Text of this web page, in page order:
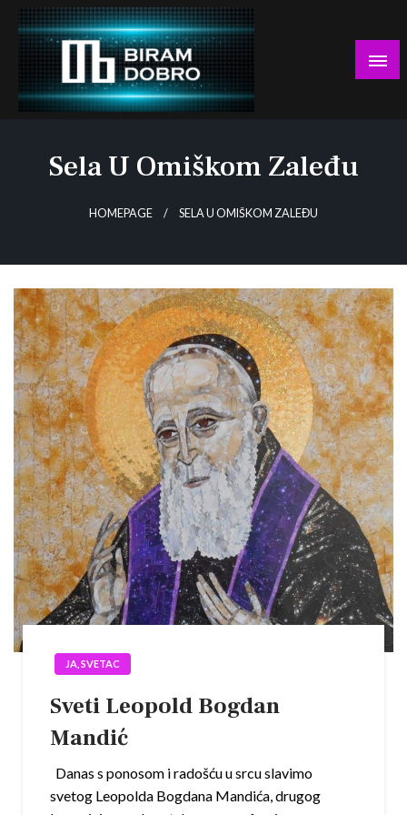
Skip
content
Sela U Omiškom Zaleđu
HOMEPAGE SELA U OMIŠKOM ZALEĐU
JA, SVETAC
Sveti Leopold Bogdan
Mandić
Danas s ponosom i radošću u srcu slavimo
svetog Leopolda Bogdana Mandića, drugog